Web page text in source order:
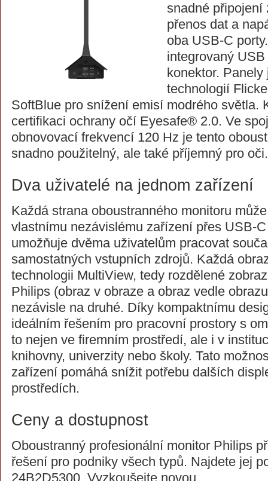
snadné připojení
přenos dat a
oba USB-C
integrovaný
konektor.
technologií
SoftBlue pro snížení emisí modrého světla.
certifikaci ochrany očí Eyesafe® 2.0. Ve
obnovovací frekvencí 120 Hz je tento
snadno použitelný, ale také příjemný pro oči.
Dva uživatelé na jednom zařízení
Každá strana oboustranného monitoru
vlastnímu nezávislému zařízení přes USB-
umožňuje dvěma uživatelům pracovat
samostatných vstupních zdrojů. Každá
technologii MultiView, tedy rozdělené
Philips (obraz v obraze a obraz vedle
nezávisle na druhé. Díky kompaktnímu
ideálním řešením pro pracovní prostory s
to nejen ve firemním prostředí, ale i v
knihovny, univerzity nebo školy. Tato
zařízení pomáhá snížit potřebu dalších
prostředích.
Ceny a dostupnost
Oboustranný profesionální monitor Philips
řešení pro podniky všech typů. Najdete jej
24B2D5300. Vyzkoušejte novou